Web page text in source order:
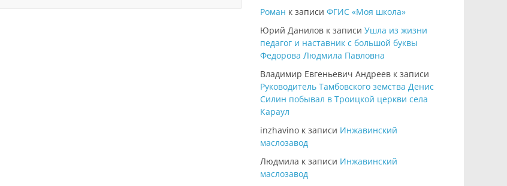
Роман к записи ФГИС «Моя школа»
Юрий Данилов к записи Ушла из жизни
педагог и наставник с большой буквы
Федорова Людмила Павловна
Владимир Евгеньевич Андреев к записи
Руководитель Тамбовского земства Денис
Силин побывал в Троицкой церкви села
Караул
inzhavino к записи Инжавинский
маслозавод
Людмила к записи Инжавинский
маслозавод